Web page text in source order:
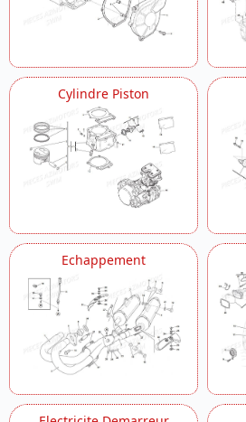
Cylindre Piston
Echappement